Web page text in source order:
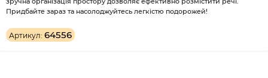
Придбайте зараз та насолоджуйтесь легкістю подорожей!
Артикул: 64556